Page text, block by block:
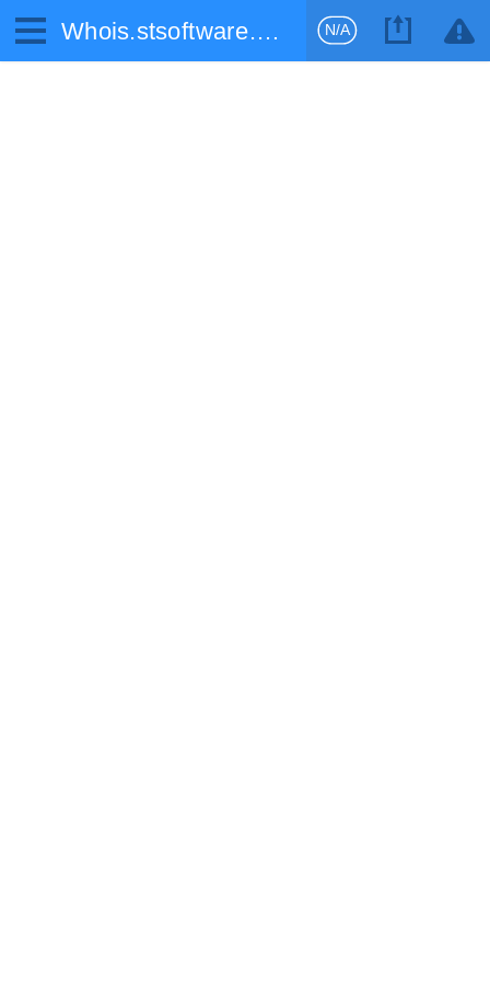
Whois.stsoftware.biz N/A